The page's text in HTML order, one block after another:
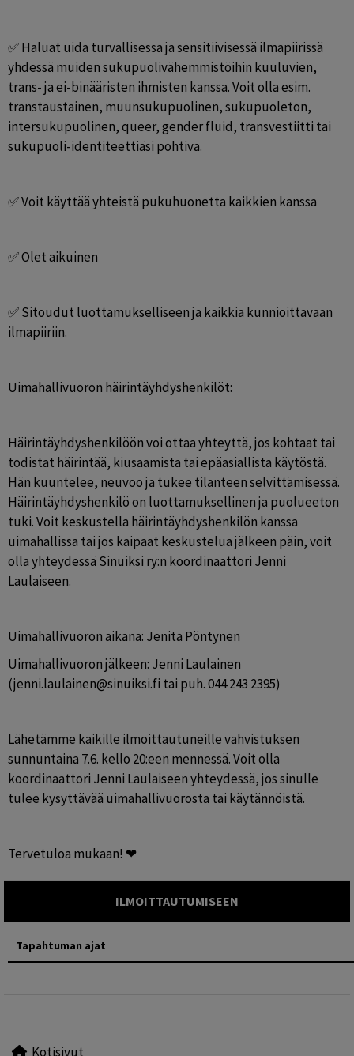
✅ Haluat uida turvallisessa ja sensitiivisessä ilmapiirissä
yhdessä muiden sukupuolivähemmistöihin kuuluvien,
trans- ja ei-binääristen ihmisten kanssa. Voit olla esim.
transtaustainen, muunsukupuolinen, sukupuoleton,
intersukupuolinen, queer, gender fluid, transvestiitti tai
sukupuoli-identiteettiäsi pohtiva.
✅ Voit käyttää yhteistä pukuhuonetta kaikkien kanssa
✅ Olet aikuinen
✅ Sitoudut luottamukselliseen ja kaikkia kunnioittavaan
ilmapiiriin.
Uimahallivuoron häirintäyhdyshenkilöt:
Häirintäyhdyshenkilöön voi ottaa yhteyttä, jos kohtaat tai
todistat häirintää, kiusaamista tai epäasiallista käytöstä.
Hän kuuntelee, neuvoo ja tukee tilanteen selvittämisessä.
Häirintäyhdyshenkilö on luottamuksellinen ja puolueeton
tuki. Voit keskustella häirintäyhdyshenkilön kanssa
uimahallissa tai jos kaipaat keskustelua jälkeen päin, voit
olla yhteydessä Sinuiksi ry:n koordinaattori Jenni
Laulaiseen.
Uimahallivuoron aikana: Jenita Pöntynen
Uimahallivuoron jälkeen: Jenni Laulainen
(jenni.laulainen@sinuiksi.fi tai puh. 044 243 2395)
Lähetämme kaikille ilmoittautuneille vahvistuksen
sunnuntaina 7.6. kello 20:een mennessä. Voit olla
koordinaattori Jenni Laulaiseen yhteydessä, jos sinulle
tulee kysyttävää uimahallivuorosta tai käytännöistä.
Tervetuloa mukaan! ❤
ILMOITTAUTUMISEEN
Tapahtuman ajat
Kotisivut